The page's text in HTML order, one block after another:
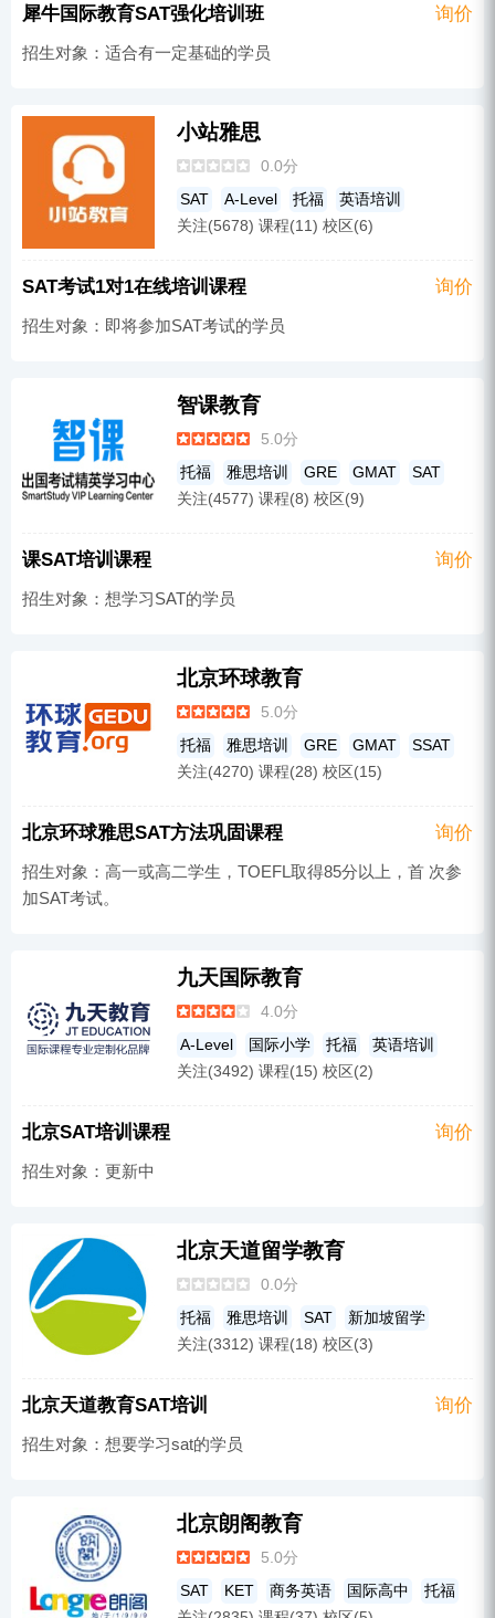
犀牛国际教育SAT强化培训班 询价
招生对象：适合有一定基础的学员
小站雅思
0.0分
SAT A-Level 托福
英语培训
雅思培训
成人英语 GRE
关注(5678) 课程(11) 校区(6)
SAT考试1对1在线培训课程 询价
招生对象：即将参加SAT考试的学员
智课教育
5.0分
托福 雅思培训 GRE GMAT
SAT
美国留学
本科
关注(4577) 课程(8) 校区(9)
课SAT培训课程 询价
招生对象：想学习SAT的学员
北京环球教育
5.0分
托福 雅思培训 GRE GMAT
SSAT
SAT
军事冬令营
关注(4270) 课程(28) 校区(15)
北京环球雅思SAT方法巩固课程 询价
招生对象：高一或高二学生，TOEFL取得85分以上，首 次参
加SAT考试。
九天国际教育
4.0分
A-Level 国际小学 托福
英语培训
雅思培训
IGCSE GRE GMAT
关注(3492) 课程(15) 校区(2)
北京SAT培训课程 询价
招生对象：更新中
北京天道留学教育
0.0分
托福 雅思培训 SAT
新加坡留学
留学申请
关注(3312) 课程(18) 校区(3)
北京天道教育SAT培训 询价
招生对象：想要学习sat的学员
北京朗阁教育
5.0分
SAT KET 商务英语 国际高中
托福